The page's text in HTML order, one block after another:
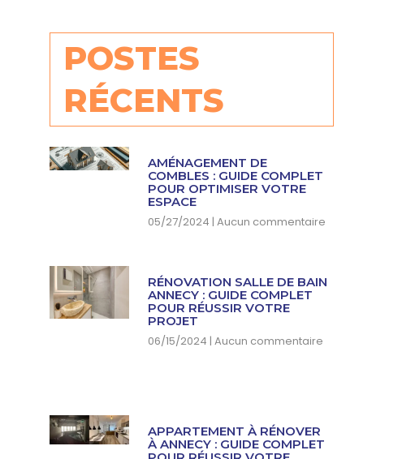
POSTES
RÉCENTS
AMÉNAGEMENT DE
COMBLES : GUIDE COMPLET
POUR OPTIMISER VOTRE
ESPACE
05/27/2024 Aucun commentaire
RÉNOVATION SALLE DE BAIN
ANNECY : GUIDE COMPLET
POUR RÉUSSIR VOTRE
PROJET
06/15/2024 Aucun commentaire
APPARTEMENT À RÉNOVER
À ANNECY : GUIDE COMPLET